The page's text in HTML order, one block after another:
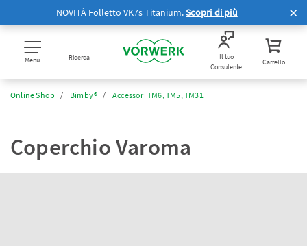
NOVITÀ Folletto VK7s Titanium.Scopri di più
Menu Ricerca
Il tuo
Consulente
Carrello
Online Shop Bimby® Accessori TM6, TM5, TM31
Coperchio Varoma